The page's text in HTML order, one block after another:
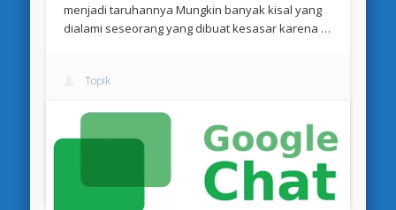
menjadi taruhannya Mungkin banyak kisal yang
dialami seseorang yang dibuat kesasar karena …
Topik
Oktober 5, 2023
Review